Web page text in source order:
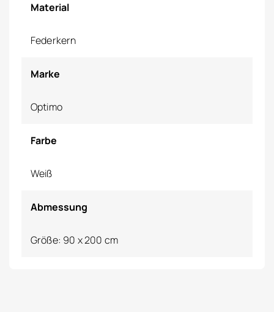
Material
Federkern
Marke
Optimo
Farbe
Weiß
Abmessung
Größe: 90 x 200 cm